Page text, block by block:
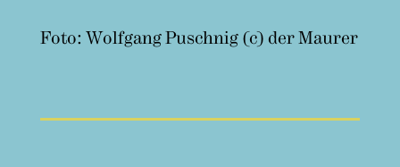
Foto: Wolfgang Puschnig (c) der Maurer